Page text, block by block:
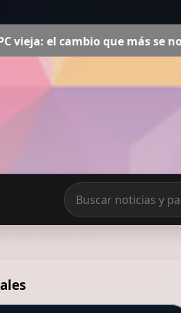
más se nota, sin gastar de